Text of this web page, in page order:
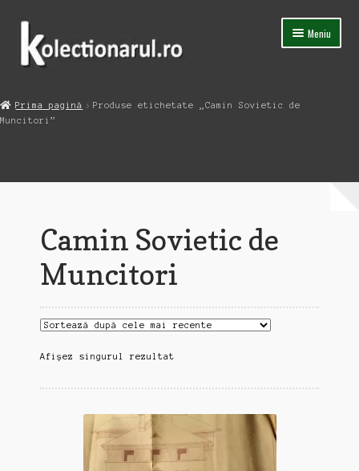
Sari
navigare
Sari
conținut
Meniu
Magazin
Contact
Prima pagină
Produse etichetate „Camin Sovietic de
Muncitori”
Camin Sovietic de
Muncitori
Afișez singurul rezultat